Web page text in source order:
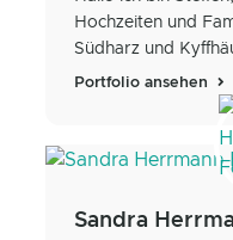
Hochzeiten und
Südharz und
Portfolio ansehen
Sandra